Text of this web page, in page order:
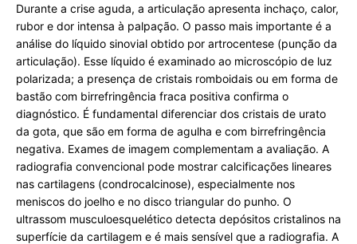
Durante a crise aguda, a articulação apresenta inchaço, calor,
rubor e dor intensa à palpação. O passo mais importante é a
análise do líquido sinovial obtido por artrocentese (punção da
articulação). Esse líquido é examinado ao microscópio de luz
polarizada; a presença de cristais romboidais ou em forma de
bastão com birrefringência fraca positiva confirma o
diagnóstico. É fundamental diferenciar dos cristais de urato
da gota, que são em forma de agulha e com birrefringência
negativa. Exames de imagem complementam a avaliação. A
radiografia convencional pode mostrar calcificações lineares
nas cartilagens (condrocalcinose), especialmente nos
meniscos do joelho e no disco triangular do punho. O
ultrassom musculoesquelético detecta depósitos cristalinos na
superfície da cartilagem e é mais sensível que a radiografia. A